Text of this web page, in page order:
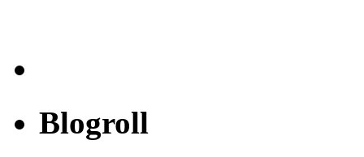
Blogroll